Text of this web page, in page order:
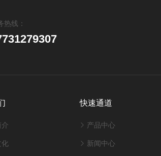
热线：
化
快速通道
产品中心
新闻中心